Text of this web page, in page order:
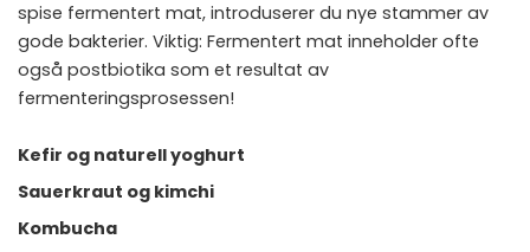
spise fermentert mat, introduserer du nye stammer av
gode bakterier. Viktig: Fermentert mat inneholder ofte
også postbiotika som et resultat av
fermenteringsprosessen!
Kefir og naturell yoghurt
Sauerkraut og kimchi
Kombucha